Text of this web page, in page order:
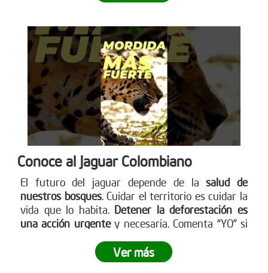
Conoce al Jaguar Colombiano
El futuro del jaguar depende de lasalud de
nuestros bosques. Cuidar el territorio es cuidar la
vida que lo habita.Detener la deforestación es
una acción urgentey necesaria. Comenta “YO” si
www.reddearboles.orgVer más